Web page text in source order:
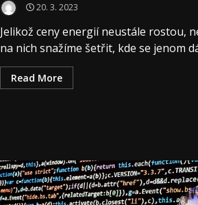
20. 3. 2023
Jelikož ceny energií neustále rostou,
na nich snažíme šetřit, kde se jenom
Read More